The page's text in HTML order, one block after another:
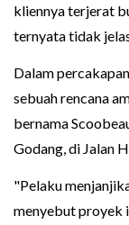
kliennya terjerat
ternyata tidak
Dalam
sebuah rencana
bernama
Godang, di Jalan
"Pelaku
menyebut proyek